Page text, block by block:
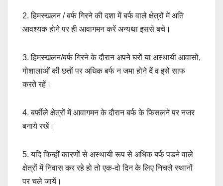
2. हिमस्खलन / बर्फ गिरने की दशा में बर्फ वाले क्षेत्रों में अति
आवश्यक होने पर ही आवागमन करें अन्यथा इससे बचे।
3. हिमस्खलन/बर्फ गिरने के दौरान अपने घरों या अस्थायी आवासों,
गोशालाओं की छतों पर अधिक बर्फ न जमा होने दें व इसे साफ
करते रहें।
4. बर्फीले क्षेत्रों में आवागमन के दौरान बर्फ के फिसलने पर नजर
बनाये रखें।
5. यदि किन्हीं कारणों से अस्थायी रूप से अधिक बर्फ पडने वाले
क्षेत्रों में निवास कर रहे हो तो एक-दो दिन के लिए निचले स्थानों
पर चले जायें।